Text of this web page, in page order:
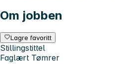
Om jobben
Lagre favoritt
Stillingstittel
Faglært Tømrer